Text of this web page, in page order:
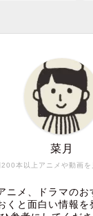
200本以上アニメや動画を
菜月
ニメ、ドラマのお
くと面白い情報を